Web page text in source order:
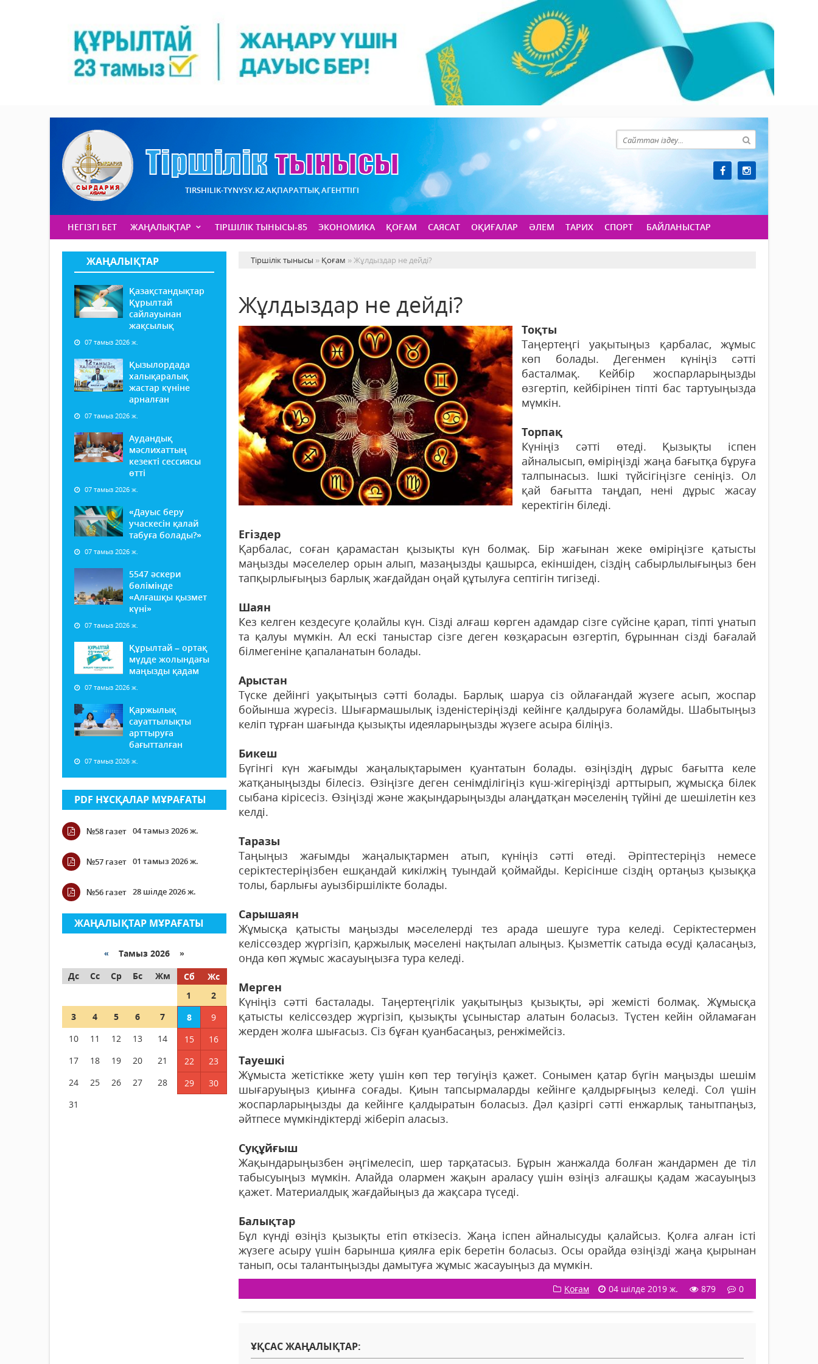
TIRSHILIK-TYNYSY.KZ АҚПАРАТТЫҚ АГЕНТТІГІ
НЕГІЗГІ БЕТ ЖАҢАЛЫҚТАР ТІРШІЛІК ТЫНЫСЫ-85 ЭКОНОМИКА ҚОҒАМ САЯСАТ ОҚИҒАЛАР ӘЛЕМ ТАРИХ СПОРТ БАЙЛАНЫСТАР
ЖАҢАЛЫҚТАР
Қазақстандықтар
Құрылтай
сайлауынан
жақсылық
07 тамыз 2026 ж.
Қызылордада
халықаралық
жастар күніне
арналған
07 тамыз 2026 ж.
Аудандық
мәслихаттың
кезекті сессиясы
өтті
07 тамыз 2026 ж.
«Дауыс беру
учаскесін қалай
табуға болады?»
07 тамыз 2026 ж.
5547 әскери
бөлімінде
«Алғашқы қызмет
күні»
07 тамыз 2026 ж.
Құрылтай – ортақ
мүдде жолындағы
маңызды қадам
07 тамыз 2026 ж.
Қаржылық
сауаттылықты
арттыруға
бағытталған
07 тамыз 2026 ж.
PDF НҰСҚАЛАР МҰРАҒАТЫ
№58 газет 04 тамыз 2026 ж.
№57 газет 01 тамыз 2026 ж.
№56 газет 28 шілде 2026 ж.
ЖАҢАЛЫҚТАР МҰРАҒАТЫ
« Тамыз 2026 »
Дс
Сс Ср Бс Жм Сб
Жс
1
2
3
4 5 6 7 8
9
10
11 12 13 14 15
16
17
18 19 20 21 22
23
24
25 26 27 28 29
30
31
Тіршілік тынысы » Қоғам » Жұлдыздар не дейді?
Жұлдыздар не дейді?
Тоқты
Таңертеңгі уақытыңыз қарбалас, жұмыс
көп болады. Дегенмен күніңіз сәтті
басталмақ. Кейбір жоспарларыңызды
өзгертіп, кейбірінен тіпті бас тартуыңызда
мүмкін.
Торпақ
Күніңіз сәтті өтеді. Қызықты іспен
айналысып, өміріңізді жаңа бағытқа бұруға
талпынасыз. Ішкі түйсігіңізге сеніңіз. Ол
қай бағытта таңдап, нені дұрыс жасау
керектігін біледі.
Егіздер
Қарбалас, соған қарамастан қызықты күн болмақ. Бір жағынан жеке өміріңізге қатысты
маңызды мәселелер орын алып, мазаңызды қашырса, екіншіден, сіздің сабырлылығыңыз бен
тапқырлығыңыз барлық жағдайдан оңай құтылуға септігін тигізеді.
Шаян
Кез келген кездесуге қолайлы күн. Сізді алғаш көрген адамдар сізге сүйсіне қарап, тіпті ұнатып
та қалуы мүмкін. Ал ескі таныстар сізге деген көзқарасын өзгертіп, бұрыннан сізді бағалай
білмегеніне қапаланатын болады.
Арыстан
Түске дейінгі уақытыңыз сәтті болады. Барлық шаруа сіз ойлағандай жүзеге асып, жоспар
бойынша жүресіз. Шығармашылық ізденістеріңізді кейінге қалдыруға боламйды. Шабытыңыз
келіп тұрған шағында қызықты идеяларыңызды жүзеге асыра біліңіз.
Бикеш
Бүгінгі күн жағымды жаңалықтарымен қуантатын болады. өзіңіздің дұрыс бағытта келе
жатқаныңызды білесіз. Өзіңізге деген сенімділігіңіз күш-жігеріңізді арттырып, жұмысқа білек
сыбана кірісесіз. Өзіңізді және жақындарыңызды алаңдатқан мәселенің түйіні де шешілетін кез
келді.
Таразы
Таңыңыз жағымды жаңалықтармен атып, күніңіз сәтті өтеді. Әріптестеріңіз немесе
серіктестеріңізбен ешқандай кикілжің туындай қоймайды. Керісінше сіздің ортаңыз қызыққа
толы, барлығы ауызбіршілікте болады.
Сарышаян
Жұмысқа қатысты маңызды мәселелерді тез арада шешуге тура келеді. Серіктестермен
келіссөздер жүргізіп, қаржылық мәселені нақтылап алыңыз. Қызметтік сатыда өсуді қаласаңыз,
онда көп жұмыс жасауыңызға тура келеді.
Мерген
Күніңіз сәтті басталады. Таңертеңгілік уақытыңыз қызықты, әрі жемісті болмақ. Жұмысқа
қатысты келіссөздер жүргізіп, қызықты ұсыныстар алатын боласыз. Түстен кейін ойламаған
жерден жолға шығасыз. Сіз бұған қуанбасаңыз, ренжімейсіз.
Тауешкі
Жұмыста жетістікке жету үшін көп тер төгуіңіз қажет. Сонымен қатар бүгін маңызды шешім
шығаруыңыз қиынға соғады. Қиын тапсырмаларды кейінге қалдырғыңыз келеді. Сол үшін
жоспарларыңызды да кейінге қалдыратын боласыз. Дәл қазіргі сәтті енжарлық танытпаңыз,
әйтпесе мүмкіндіктерді жіберіп аласыз.
Суқұйғыш
Жақындарыңызбен әңгімелесіп, шер тарқатасыз. Бұрын жанжалда болған жандармен де тіл
табысуыңыз мүмкін. Алайда олармен жақын араласу үшін өзіңіз алғашқы қадам жасауыңыз
қажет. Материалдық жағдайыңыз да жақсара түседі.
Балықтар
Бұл күнді өзіңіз қызықты етіп өткізесіз. Жаңа іспен айналысуды қалайсыз. Қолға алған істі
жүзеге асыру үшін барынша қиялға ерік беретін боласыз. Осы орайда өзіңізді жаңа қырынан
танып, осы талантыңызды дамытуға жұмыс жасауыңыз да мүмкін.
Қоғам 04 шілде 2019 ж. 879 0
ҰҚСАС ЖАҢАЛЫҚТАР: